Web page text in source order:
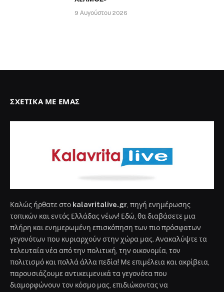
9 Αυγούστου 2026
ΣΧΕΤΙΚΆ ΜΕ ΕΜΆΣ
Καλώς ήρθατε στο kalavritalive.gr , πηγή ενημέρωσης
τοπικών και εντός Ελλάδας νέων! Εδώ, θα διαβάσετε μια
πλήρη και ενημερωμένη επισκόπηση των πιο πρόσφατων
γεγονότων που κυριαρχούν στην χώρα μας. Ανακαλύψτε τα
τελευταία νέα από την πολιτική, την οικονομία, τον
πολιτισμό και πολλά άλλα πεδία! Με επιμέλεια και ακρίβεια,
παρουσιάζουμε αντικειμενικά τα γεγονότα που
διαμορφώνουν τον κόσμο μας, επιδιώκοντας να